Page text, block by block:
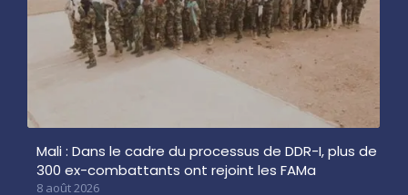
Mali : Dans le cadre du processus de DDR-I, plus de
300 ex-combattants ont rejoint les FAMa
8 août 2026